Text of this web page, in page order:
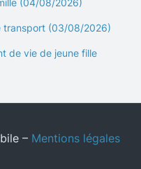
(04/08/2026)
transport (03/08/2026)
de vie de jeune fille
– Mentions légales